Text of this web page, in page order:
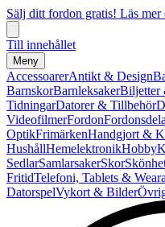
Sälj ditt fordon gratis! Läs mer
Till innehållet
Meny
AccessoarerAntikt & Design
BarnskorBarnleksakerBiljetter
TidningarDatorer & Tillbehör
VideofilmerFordon
OptikFrimärkenHandgjort &
HushållHemelektronikHobby
SedlarSamlarsakerSkor
FritidTelefoni, Tablets &
DatorspelVykort & Bilder